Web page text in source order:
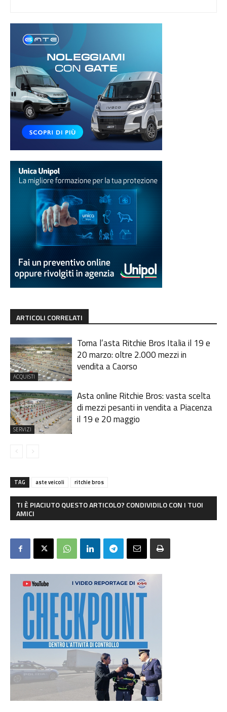
ARTICOLI CORRELATI
ACQUISTI
Torna l’asta Ritchie Bros Italia il 19 e
20 marzo: oltre 2.000 mezzi in
vendita a Caorso
SERVIZI
Asta online Ritchie Bros: vasta scelta
di mezzi pesanti in vendita a Piacenza
il 19 e 20 maggio
TAG aste veicoli ritchie bros
TI È PIACIUTO QUESTO ARTICOLO? CONDIVIDILO CON I TUOI
AMICI